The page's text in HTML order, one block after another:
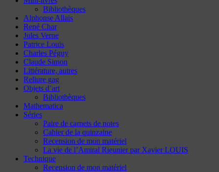
Bibliothèques
Alphonse Allais
René Char
Jules Verne
Patrice Louis
Charles Péguy
Claude Simon
Littérature, autres
Reliure gag
Objets d’art
Bibliothèques
Mathematica
Séries
Paire de carnets de notes
Cahier de la quinzaine
Recension de mon matériel
La vie de l’Amiral Rieunier par Xavier LOUIS
Technique
Recension de mon matériel